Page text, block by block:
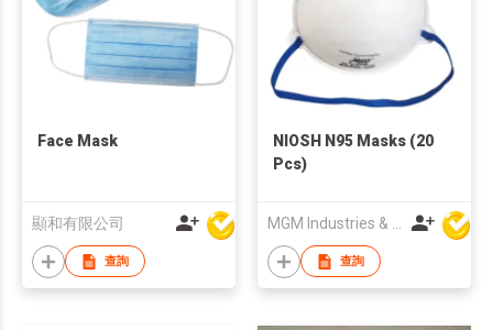
Face Mask
顯和有限公司
查詢
NIOSH N95 Masks (20
Pcs)
MGM Industries & Company
查詢